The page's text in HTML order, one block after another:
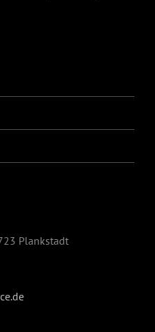
Plankstadt